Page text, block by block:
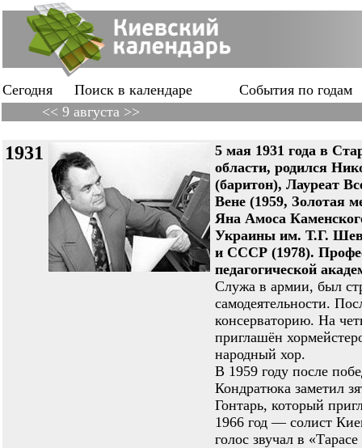
Сегодня Поиск в календаре
События по годам
<< 9 августа >>
1931
5 мая 1931 года в
области, родился
(баритон), Лауреат
Вене (1959, Золотая
Яна Амоса
Украины им. Т.Г.
и СССР (1978).
педагогической
Служа в армии, был
самодеятельности.
консерваторию. На
приглашён
народный хор.
В 1959 году после
Кондратюка заметил
Гонтарь, который
1966 год — солист
голос звучал в